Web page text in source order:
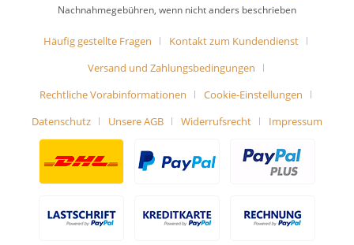
Nachnahmegebühren, wenn nicht anders beschrieben
Häufig gestellte Fragen
Kontakt zum Kundendienst
Versand und Zahlungsbedingungen
Rechtliche Vorabinformationen
Cookie-Einstellungen
Datenschutz
Unsere AGB Widerrufsrecht Impressum